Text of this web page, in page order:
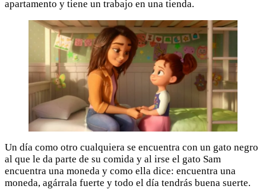
apartamento y tiene un trabajo en una tienda.
Un día como otro cualquiera se encuentra con un gato negro
al que le da parte de su comida y al irse el gato Sam
encuentra una moneda y como ella dice: encuentra una
moneda, agárrala fuerte y todo el día tendrás buena suerte.